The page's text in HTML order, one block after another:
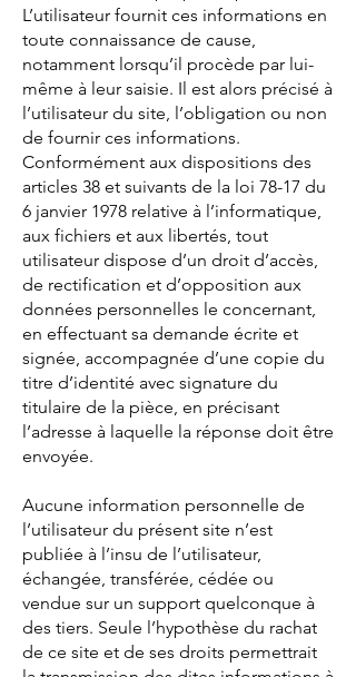
L’utilisateur fournit ces informations en
toute connaissance de cause,
notamment lorsqu’il procède par lui-
même à leur saisie. Il est alors précisé à
l’utilisateur du site, l’obligation ou non
de fournir ces informations.
Conformément aux dispositions des
articles 38 et suivants de la loi 78-17 du
6 janvier 1978 relative à l’informatique,
aux fichiers et aux libertés, tout
utilisateur dispose d’un droit d’accès,
de rectification et d’opposition aux
données personnelles le concernant,
en effectuant sa demande écrite et
signée, accompagnée d’une copie du
titre d’identité avec signature du
titulaire de la pièce, en précisant
l’adresse à laquelle la réponse doit être
envoyée.
Aucune information personnelle de
l’utilisateur du présent site n’est
publiée à l’insu de l’utilisateur,
échangée, transférée, cédée ou
vendue sur un support quelconque à
des tiers. Seule l’hypothèse du rachat
de ce site et de ses droits permettrait